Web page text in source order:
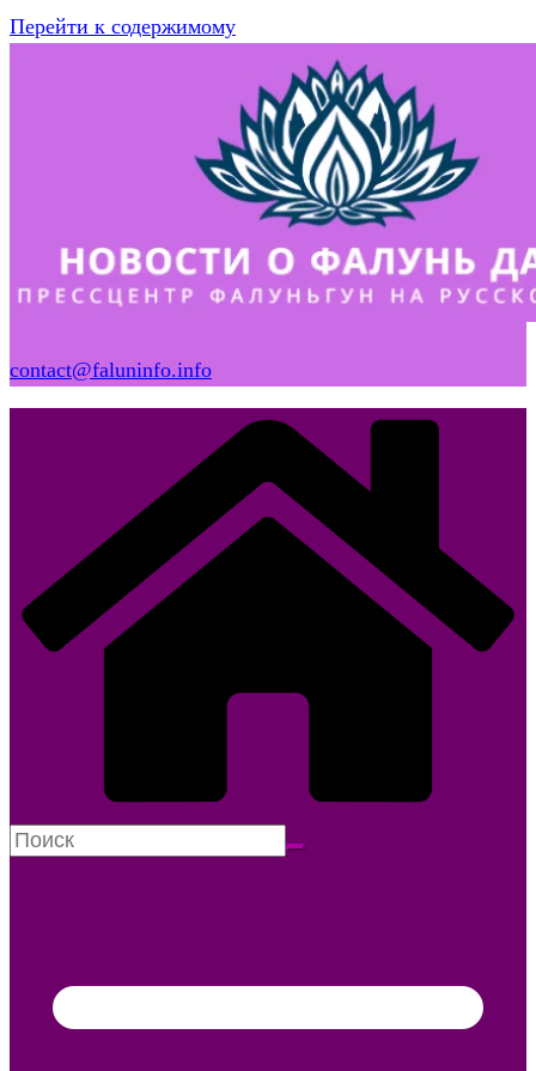
Перейти к содержимому
contact@faluninfo.info